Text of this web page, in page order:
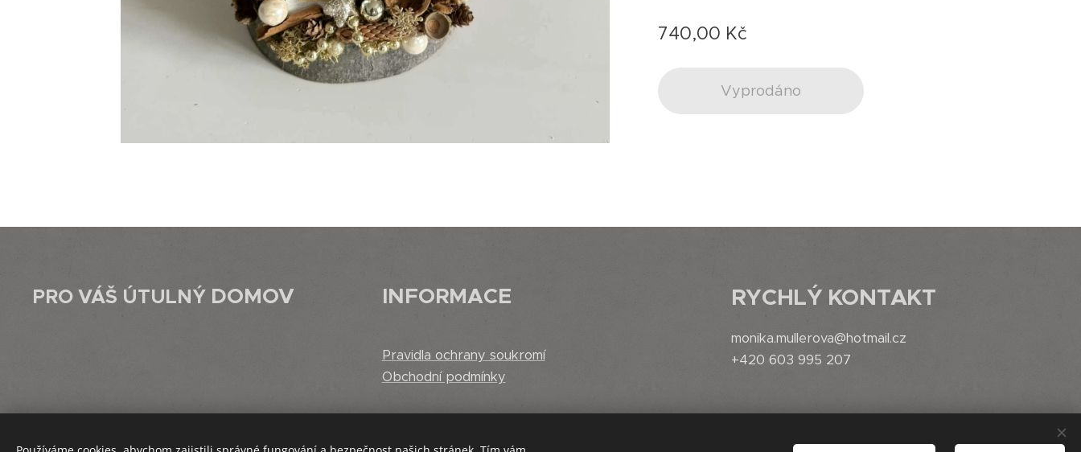
740,00 Kč
Vyprodáno
PRO VÁŠ ÚTULNÝ DOMOV INFORMACE
Pravidla ochrany soukromí
Obchodní podmínky
RYCHLÝ KONTAKT
monika.mullerova@hotmail.cz
+420 603 995 207